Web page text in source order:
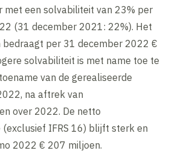
met een solvabiliteit van 23% per
(31 december 2021: 22%). Het
bedraagt per 31 december 2022 €
solvabiliteit is met name toe te
van de gerealiseerde
na aftrek van
over 2022. De netto
(exclusief IFRS 16) blijft sterk en
2022 € 207 miljoen.